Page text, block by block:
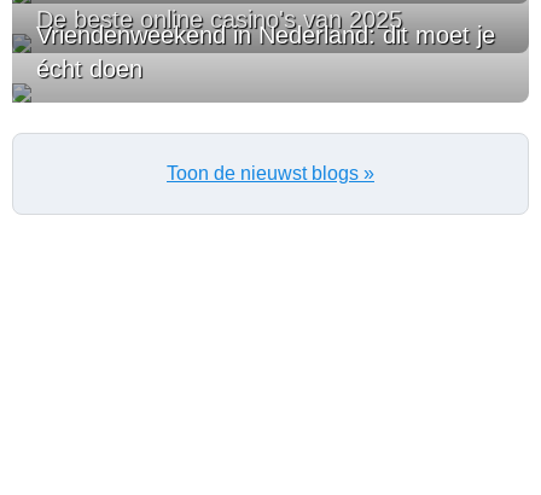
De beste online casino's van 2025
Vriendenweekend in Nederland: dit moet je
écht doen
Toon de nieuwst blogs »